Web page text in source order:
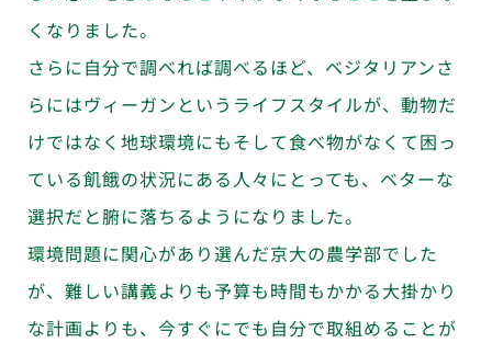
くなりました。
さらに自分で調べれば調べるほど、ベジタリアンさ
らにはヴィーガンというライフスタイルが、動物だ
けではなく地球環境にもそして食べ物がなくて困っ
ている飢餓の状況にある人々にとっても、ベターな
選択だと腑に落ちるようになりました。
環境問題に関心があり選んだ京大の農学部でした
が、難しい講義よりも予算も時間もかかる大掛かり
な計画よりも、今すぐにでも自分で取組めることが